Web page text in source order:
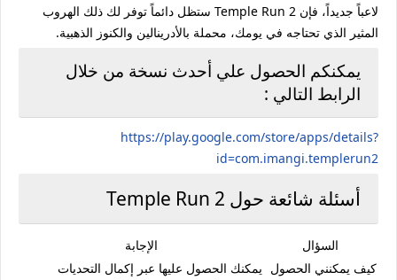
لاعباً جديداً، فإن Temple Run 2 ستظل دائماً توفر لك ذلك الهروب
المثير الذي تحتاجه في يومك، محملة بالأدرينالين والكنوز الذهبية.
يمكنكم الحصول علي أحدث نسخة من خلال
الرابط التالي :
https://play.google.com/store/apps/details?
id=com.imangi.templerun2
أسئلة شائعة حول Temple Run 2
السؤال
الإجابة
كيف يمكنني الحصول يمكنك الحصول عليها عبر إكمال التحديات